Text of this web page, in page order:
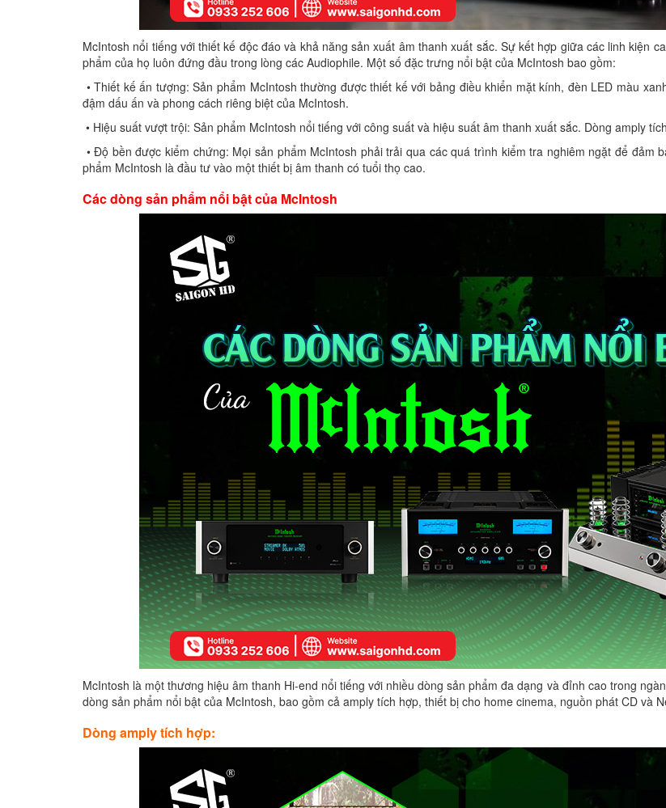
McIntosh nổi tiếng với thiết kế độc đáo và khả năng sản xuất âm thanh xuất sắc. Sự kết hợp giữa các linh kiện
phẩm của họ luôn đứng đầu trong lòng các Audiophile. Một số đặc trưng nổi bật của McIntosh bao gồm:
• Thiết kế ấn tượng: Sản phẩm McIntosh thường được thiết kế với bảng điều khiển mặt kính, đèn LED màu
đậm dấu ấn và phong cách riêng biệt của McIntosh.
• Hiệu suất vượt trội: Sản phẩm McIntosh nổi tiếng với công suất và hiệu suất âm thanh xuất sắc. Dòng amply
• Độ bền được kiểm chứng: Mọi sản phẩm McIntosh phải trải qua các quá trình kiểm tra nghiêm ngặt để
phẩm McIntosh là đầu tư vào một thiết bị âm thanh có tuổi thọ cao.
Các dòng sản phẩm nổi bật của McIntosh
McIntosh là một thương hiệu âm thanh Hi-end nổi tiếng với nhiều dòng sản phẩm đa dạng và đỉnh cao trong
dòng sản phẩm nổi bật của McIntosh, bao gồm cả amply tích hợp, thiết bị cho home cinema, nguồn phát CD và
Dòng amply tích hợp: